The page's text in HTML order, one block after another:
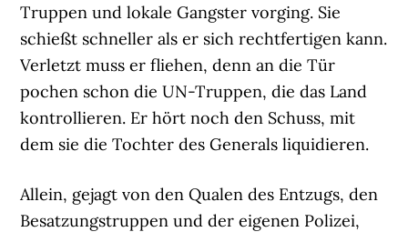
Truppen und lokale Gangster vorging. Sie
schießt schneller als er sich rechtfertigen kann.
Verletzt muss er fliehen, denn an die Tür
pochen schon die UN-Truppen, die das Land
kontrollieren. Er hört noch den Schuss, mit
dem sie die Tochter des Generals liquidieren.
Allein, gejagt von den Qualen des Entzugs, den
Besatzungstruppen und der eigenen Polizei,